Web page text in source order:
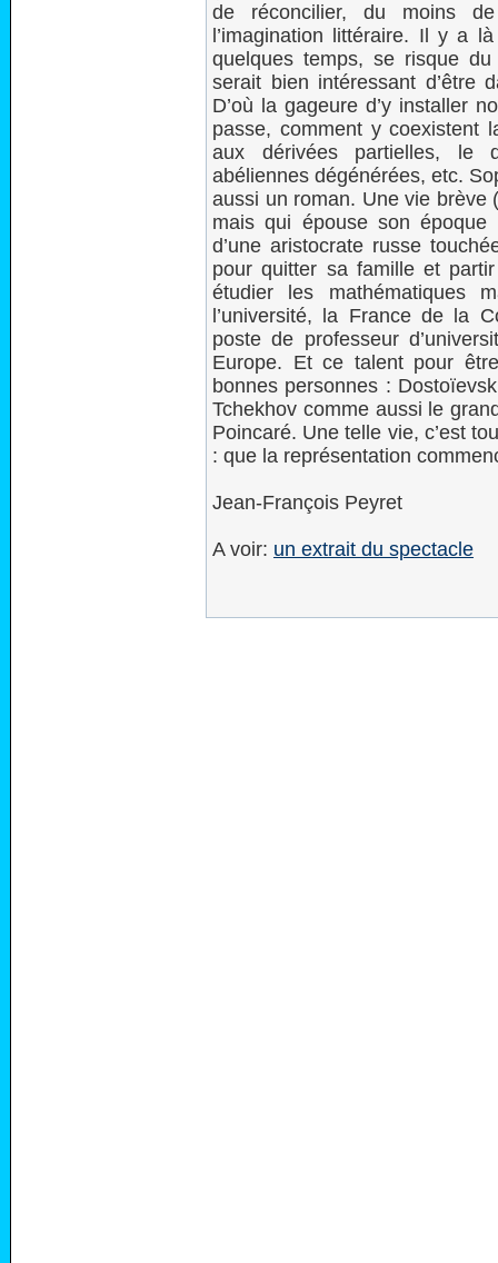
de réconcilier, du moins de
l’imagination littéraire. Il y a
quelques temps, se risque
serait bien intéressant d’être
D’où la gageure d’y installer
passe, comment y coexistent
aux dérivées partielles, le
abéliennes dégénérées, etc.
aussi un roman. Une vie brève
mais qui épouse son
d’une aristocrate russe
pour quitter sa famille et
étudier les mathématiques
l’université, la France de la
poste de professeur
Europe. Et ce talent pour
bonnes personnes :
Tchekhov comme aussi le
Poincaré. Une telle vie, c’est
: que la représentation
Jean-François Peyret
A voir: un extrait du spectacle